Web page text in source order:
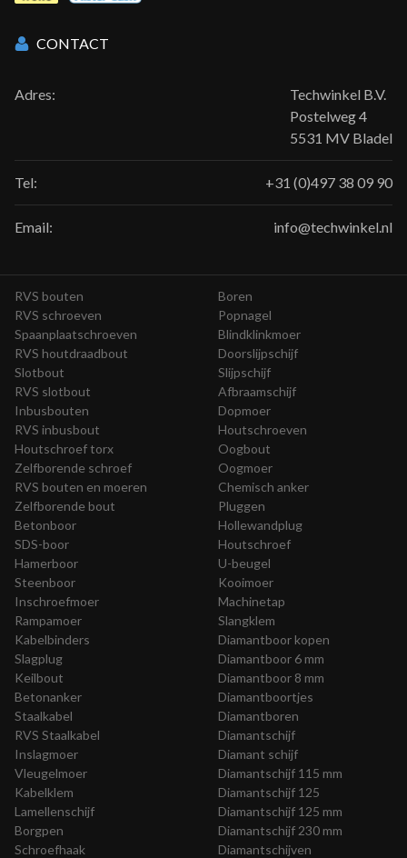
CONTACT
Adres:
Techwinkel B.V.
Postelweg 4
5531 MV Bladel
Tel: +31 (0)497 38 09 90
Email: info@techwinkel.nl
RVS bouten
RVS schroeven
Spaanplaatschroeven
RVS houtdraadbout
Slotbout
RVS slotbout
Inbusbouten
RVS inbusbout
Houtschroef torx
Zelfborende schroef
RVS bouten en moeren
Zelfborende bout
Betonboor
SDS-boor
Hamerboor
Steenboor
Boren
Popnagel
Blindklinkmoer
Doorslijpschijf
Slijpschijf
Afbraamschijf
Dopmoer
Houtschroeven
Oogbout
Oogmoer
Chemisch anker
Pluggen
Hollewandplug
Houtschroef
U-beugel
Kooimoer
Inschroefmoer
Rampamoer
Kabelbinders
Slagplug
Keilbout
Betonanker
Staalkabel
RVS Staalkabel
Inslagmoer
Vleugelmoer
Kabelklem
Lamellenschijf
Borgpen
Schroefhaak
Machinetap
Slangklem
Diamantboor kopen
Diamantboor 6 mm
Diamantboor 8 mm
Diamantboortjes
Diamantboren
Diamantschijf
Diamant schijf
Diamantschijf 115 mm
Diamantschijf 125
Diamantschijf 125 mm
Diamantschijf 230 mm
Diamantschijven